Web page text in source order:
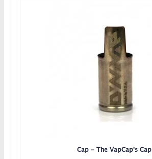
Cap - The VapCap's Cap